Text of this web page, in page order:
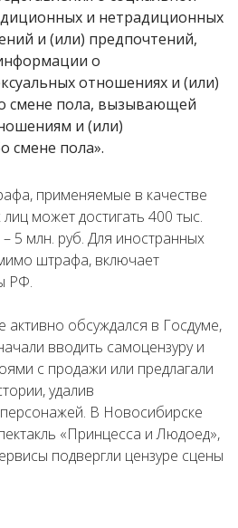
и нетрадиционных
и (или) предпочтений,
о
отношениях и (или)
смене пола, вызывающей
и (или)
смене пола».
применяемые в качестве
может достигать 400 тыс.
5 млн. руб. Для иностранных
штрафа, включает
РФ.
активно обсуждался в Госдуме,
вводить самоцензуру и
с продажи или предлагали
удалив
В Новосибирске
«Принцесса и Людоед»,
подвергли цензуре сцены